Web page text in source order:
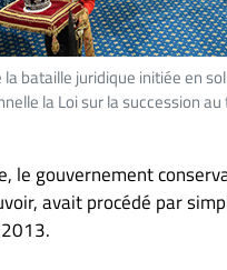
la bataille juridique initiée en
la Loi sur la succession
le gouvernement
avait procédé par